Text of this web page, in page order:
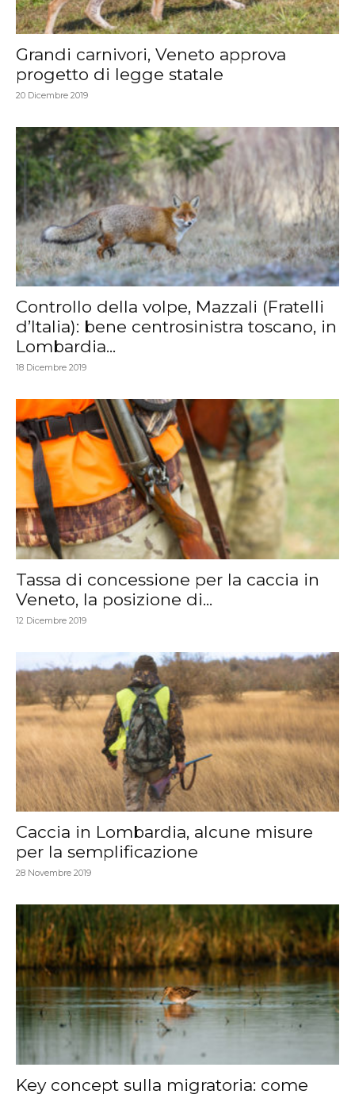
Grandi carnivori, Veneto approva
progetto di legge statale
20 Dicembre 2019
Controllo della volpe, Mazzali (Fratelli
d’Italia): bene centrosinistra toscano, in
Lombardia...
18 Dicembre 2019
Tassa di concessione per la caccia in
Veneto, la posizione di...
12 Dicembre 2019
Caccia in Lombardia, alcune misure
per la semplificazione
28 Novembre 2019
Key concept sulla migratoria: come